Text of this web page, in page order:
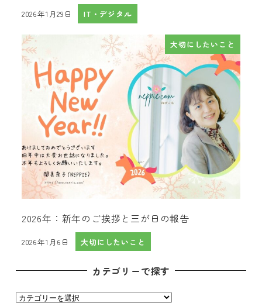
投稿日
2026年1月29日 IT・デジタル
大切にしたいこと
2026年：新年のご挨拶と三が日の報告
投稿日
2026年1月6日 大切にしたいこと
カテゴリーで探す
カ